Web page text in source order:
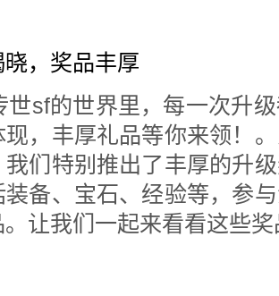
，奖品丰厚
的世界里，每一次升级
现，丰厚礼品等你来领！
我们特别推出了丰厚的升
装备、宝石、经验等，参
让我们一起来看看这些